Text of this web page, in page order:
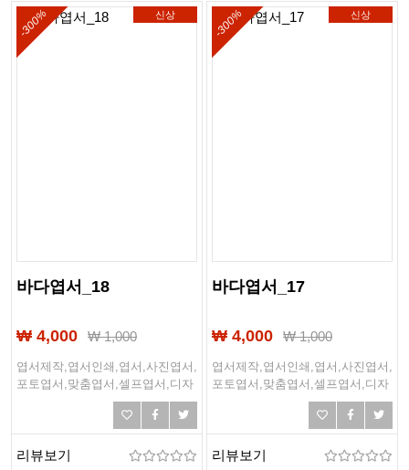
신상
-300%
바다엽서_18
₩ 4,000 ₩1,000
엽서제작,엽서인쇄,엽서,사진엽서,
포토엽서,맞춤엽서,셀프엽서,디자
인엽서,여행엽서,여행,바다,바닷
가,해변,여름,해외여행
리뷰보기
신상
-300%
바다엽서_17
₩ 4,000 ₩1,000
엽서제작,엽서인쇄,엽서,사진엽서,
포토엽서,맞춤엽서,셀프엽서,디자
인엽서,여행엽서,여행,바다,바닷
가,해변,여름,해외여행
리뷰보기